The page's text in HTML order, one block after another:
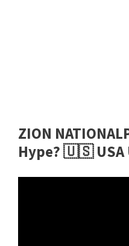
ZION
Hype? 🇺🇸 USA